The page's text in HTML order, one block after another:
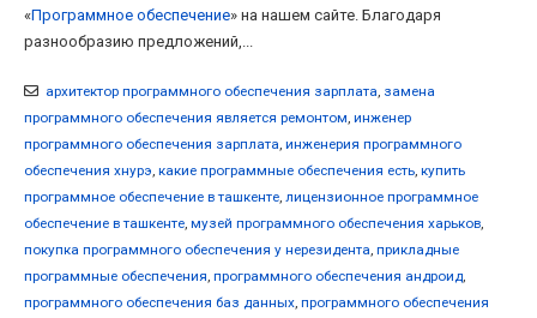
«Программное обеспечение» на нашем сайте. Благодаря
разнообразию предложений,...
архитектор программного обеспечения зарплата, замена
программного обеспечения является ремонтом, инженер
программного обеспечения зарплата, инженерия программного
обеспечения хнурэ, какие программные обеспечения есть, купить
программное обеспечение в ташкенте, лицензионное программное
обеспечение в ташкенте, музей программного обеспечения харьков,
покупка программного обеспечения у нерезидента, прикладные
программные обеспечения, программного обеспечения андроид,
программного обеспечения баз данных, программного обеспечения